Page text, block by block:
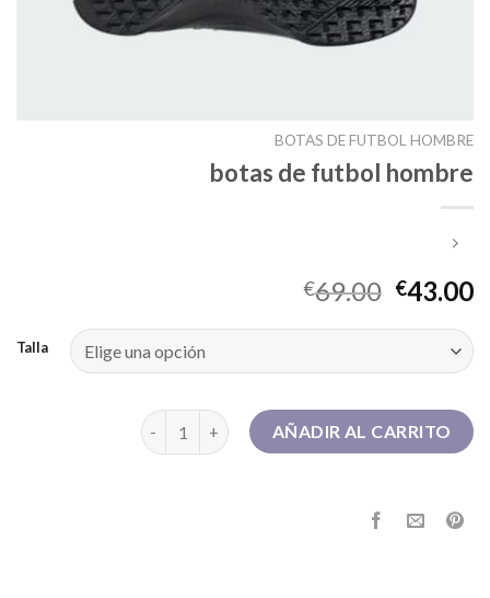
BOTAS DE FUTBOL HOMBRE
botas de futbol hombre
€69.00 €43.00
Talla
botas de futbol hombre cantidad
AÑADIR AL CARRITO